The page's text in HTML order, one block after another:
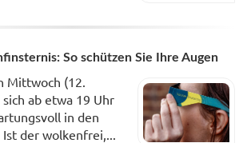
So schützen Sie Ihre Augen
Mittwoch (12.
ab etwa 19 Uhr
in den
der wolkenfrei,...